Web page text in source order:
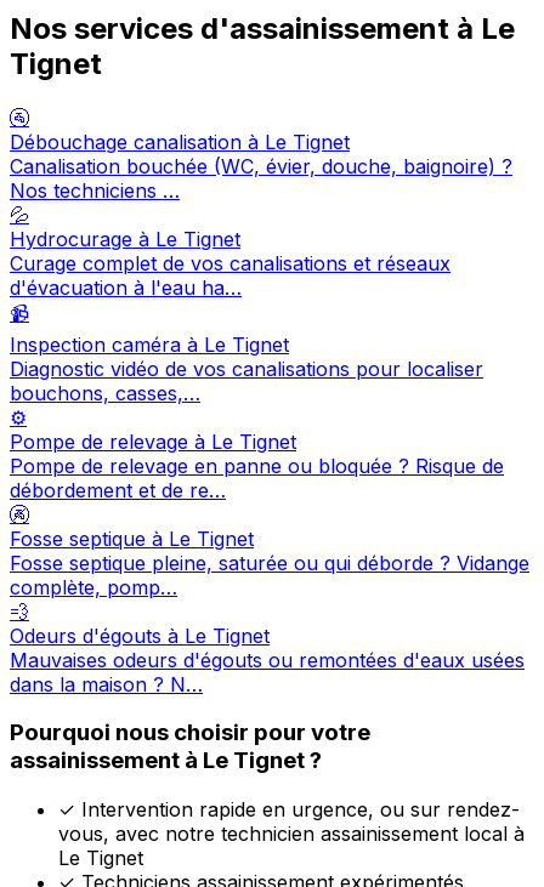
Nos services d'assainissement à Le
Tignet
🚰
Débouchage canalisation à Le Tignet
Canalisation bouchée (WC, évier, douche, baignoire) ?
Nos techniciens …
💦
Hydrocurage à Le Tignet
Curage complet de vos canalisations et réseaux
d'évacuation à l'eau ha…
📹
Inspection caméra à Le Tignet
Diagnostic vidéo de vos canalisations pour localiser
bouchons, casses,…
⚙️
Pompe de relevage à Le Tignet
Pompe de relevage en panne ou bloquée ? Risque de
débordement et de re…
🚱
Fosse septique à Le Tignet
Fosse septique pleine, saturée ou qui déborde ? Vidange
complète, pomp…
💨
Odeurs d'égouts à Le Tignet
Mauvaises odeurs d'égouts ou remontées d'eaux usées
dans la maison ? N…
Pourquoi nous choisir pour votre
assainissement à Le Tignet ?
✓ Intervention rapide en urgence, ou sur rendez-
vous, avec notre technicien assainissement local à
Le Tignet
✓ Techniciens assainissement expérimentés